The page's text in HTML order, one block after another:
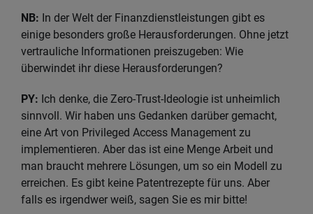
NB: In der Welt der Finanzdienstleistungen gibt es
einige besonders große Herausforderungen. Ohne jetzt
vertrauliche Informationen preiszugeben: Wie
überwindet ihr diese Herausforderungen?
PY: Ich denke, die Zero-Trust-Ideologie ist unheimlich
sinnvoll. Wir haben uns Gedanken darüber gemacht,
eine Art von Privileged Access Management zu
implementieren. Aber das ist eine Menge Arbeit und
man braucht mehrere Lösungen, um so ein Modell zu
erreichen. Es gibt keine Patentrezepte für uns. Aber
falls es irgendwer weiß, sagen Sie es mir bitte!